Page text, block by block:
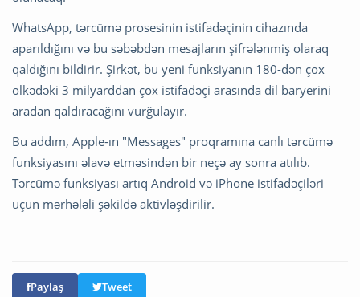
WhatsApp, tərcümə prosesinin istifadəçinin cihazında
aparıldığını və bu səbəbdən mesajların şifrələnmiş olaraq
qaldığını bildirir. Şirkət, bu yeni funksiyanın 180-dən çox
ölkədəki 3 milyarddan çox istifadəçi arasında dil baryerini
aradan qaldıracağını vurğulayır.
Bu addım, Apple-ın "Messages" proqramına canlı tərcümə
funksiyasını əlavə etməsindən bir neçə ay sonra atılıb.
Tərcümə funksiyası artıq Android və iPhone istifadəçiləri
üçün mərhələli şəkildə aktivləşdirilir.
Paylaş Tweet